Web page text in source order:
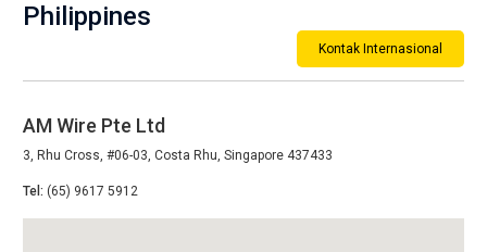
Philippines
Kontak Internasional
AM Wire Pte Ltd
3, Rhu Cross, #06-03, Costa Rhu, Singapore 437433
Tel: (65) 9617 5912